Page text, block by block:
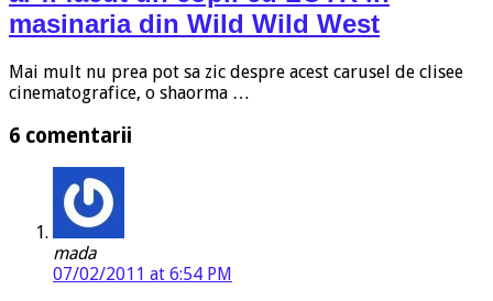
masinaria din Wild Wild West
Mai mult nu prea pot sa zic despre acest carusel de clisee
cinematografice, o shaorma …
6 comentarii
mada
07/02/2011 at 6:54 PM